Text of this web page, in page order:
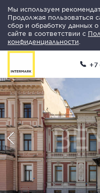
Мы используем
Продолжая пользоваться
сбор и обработку данных
сайте в соответствии с
конфиденциальности
+7